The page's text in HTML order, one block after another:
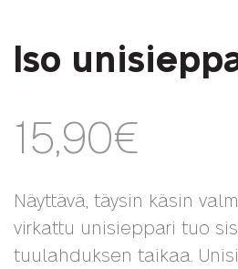
Iso
15,90€
Näyttävä, täysin käsin
virkattu unisieppari tuo
tuulahduksen taikaa.